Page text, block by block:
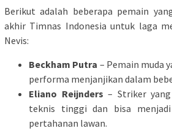
Berikut adalah beberapa pemain
akhir Timnas Indonesia untuk laga
Nevis:
Beckham Putra – Pemain muda
performa menjanjikan dalam
Eliano Reijnders – Striker
teknis tinggi dan bisa
pertahanan lawan.